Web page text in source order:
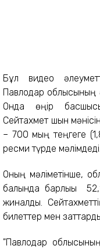
Бұл видео
Павлодар облысының
Онда өңір
Сейтахмет шын
– 700 мың теңгеге
ресми түрде мәлімдеді.
Оның мәліметінше,
балында барлығы
жиналды.
билеттер мен
"Павлодар